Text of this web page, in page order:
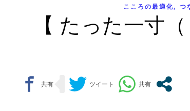
こころの最適化, つ
【 たった一寸